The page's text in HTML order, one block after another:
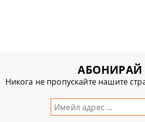
АБОНИРАЙ
Никога не пропускайте нашите